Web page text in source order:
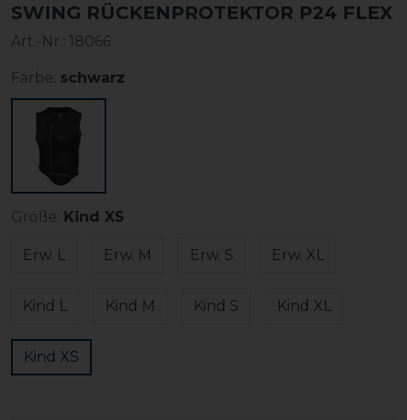
SWING RÜCKENPROTEKTOR P24 FLEX
Art.-Nr.: 18066
Farbe: schwarz
Größe: Kind XS
Erw. L Erw. M Erw. S Erw. XL
Kind L Kind M Kind S Kind XL
Kind XS